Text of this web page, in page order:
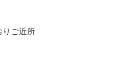
りご近所